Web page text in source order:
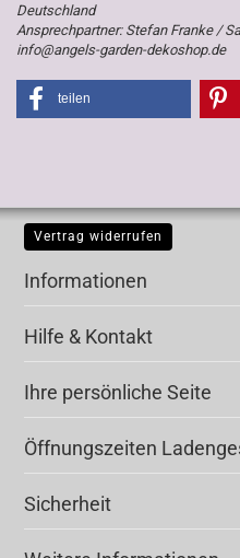
Deutschland
Ansprechpartner: Stefan Franke /
info@angels-garden-dekoshop.de
teilen
Vertrag widerrufen
Informationen
Hilfe & Kontakt
Ihre persönliche Seite
Öffnungszeiten
Sicherheit